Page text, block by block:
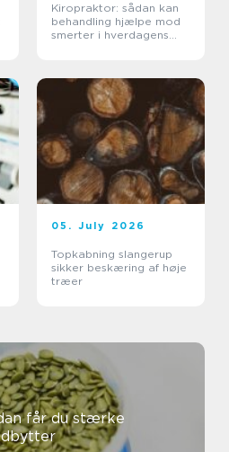
Kiropraktor: sådan kan
behandling hjælpe mod
smerter i hverdagens
05. July 2026
Topkabning slangerup
sikker beskæring af høje
træer
får du stærke